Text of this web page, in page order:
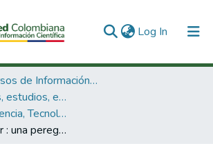
Log In (current)
3. Recursos de Información Científica y Tecnológica
3.2.1. Políticas, estudios, evaluaciones e indicadores de CTeI
Políticas de Ciencia, Tecnología e Innovación
Manuel Ancízar : una peregrinación por los caminos de la memoria